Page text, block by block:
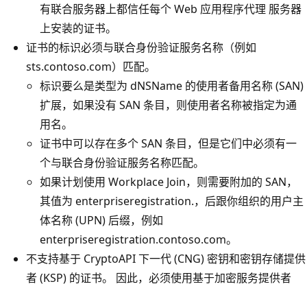
有联合服务器上都信任每个 Web 应用程序代理 服务器
上安装的证书。
证书的标识必须与联合身份验证服务名称（例如
sts.contoso.com）匹配。
标识要么是类型为 dNSName 的使用者备用名称 (SAN)
扩展，如果没有 SAN 条目，则使用者名称被指定为通
用名。
证书中可以存在多个 SAN 条目，但是它们中必须有一
个与联合身份验证服务名称匹配。
如果计划使用 Workplace Join，则需要附加的 SAN，
其值为 enterpriseregistration.，后跟你组织的用户主
体名称 (UPN) 后缀，例如
enterpriseregistration.contoso.com。
不支持基于 CryptoAPI 下一代 (CNG) 密钥和密钥存储提供
者 (KSP) 的证书。 因此，必须使用基于加密服务提供者